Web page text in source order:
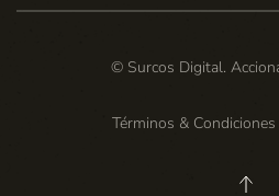
© Surcos Digital.
Términos & Condiciones